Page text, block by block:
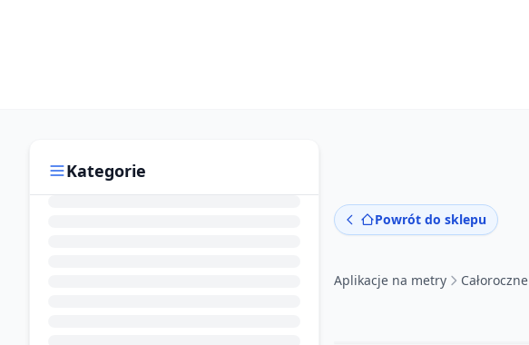
Kategorie
Powrót do sklepu
Aplikacje na metry Całoroczne